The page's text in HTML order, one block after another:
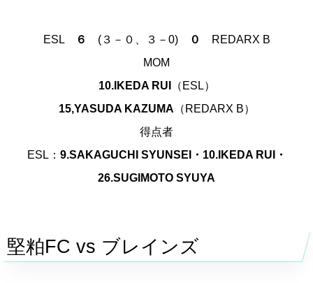
ESL ６ (３－０、３－0) ０
REDARX B
MOM
10.IKEDA RUI
（ESL）
15,YASUDA KAZUMA （REDARX B）
得点者
ESL： 9.SAKAGUCHI SYUNSEI・10.IKEDA RUI・
26.SUGIMOTO SYUYA
堅粕FC vs ブレインズ